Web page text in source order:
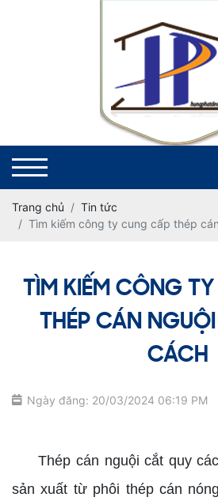
Trang chủ
Tin tức
Tìm kiếm công ty cung cấp thép
TÌM KIẾM CÔNG
THÉP CÁN
CÁCH
Ngày đăng: 20/03/2024 06:19 PM
Thép cán nguội cắt quy
sản xuất từ phôi thép cán